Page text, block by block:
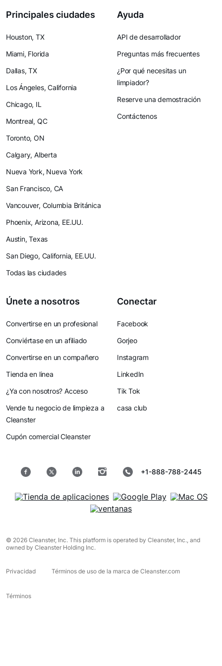
Principales ciudades
Houston, TX
Miami, Florida
Dallas, TX
Los Ángeles, California
Chicago, IL
Montreal, QC
Toronto, ON
Calgary, Alberta
Nueva York, Nueva York
San Francisco, CA
Vancouver, Columbia Británica
Phoenix, Arizona, EE.UU.
Austin, Texas
San Diego, California, EE.UU.
Todas las ciudades
Ayuda
API de desarrollador
Preguntas más frecuentes
¿Por qué necesitas un
limpiador?
Reserve una demostración
Contáctenos
Únete a nosotros
Convertirse en un profesional
Conviértase en un afiliado
Convertirse en un compañero
Tienda en linea
¿Ya con nosotros? Acceso
Vende tu negocio de limpieza a
Cleanster
Cupón comercial Cleanster
Conectar
Facebook
Gorjeo
Instagram
LinkedIn
Tik Tok
casa club
+1-888-788-2445
© 2026 Cleanster, Inc. This platform is operated by Cleanster, Inc., and
owned by Cleanster Holding Inc.
Privacidad Términos de uso de la marca de Cleanster.com
Términos